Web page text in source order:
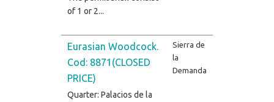
of 1 or 2...
Eurasian Woodcock.
Cod: 8871(CLOSED
PRICE)
Quarter: Palacios de la
Sierra de
la
Demanda